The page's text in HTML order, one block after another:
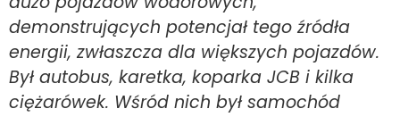
demonstrujących potencjał tego źródła
energii, zwłaszcza dla większych pojazdów.
Był autobus, karetka, koparka JCB i kilka
ciężarówek. Wśród nich był samochód